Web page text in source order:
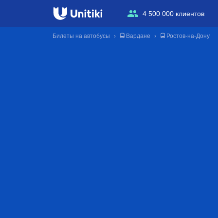
4 500 000 клиентов
Билеты на автобусы 🚍 Вардане 🚍 Ростов-на-Дону